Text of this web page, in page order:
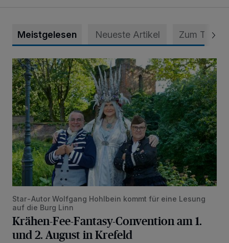
Meistgelesen Neueste Artikel Zum Thema
Krähen-Fee-Fantasy-Convention am 1. und 2. August in
Star-Autor Wolfgang Hohlbein kommt für eine Lesung
auf die Burg Linn
Krähen-Fee-Fantasy-Convention am 1.
und 2. August in Krefeld